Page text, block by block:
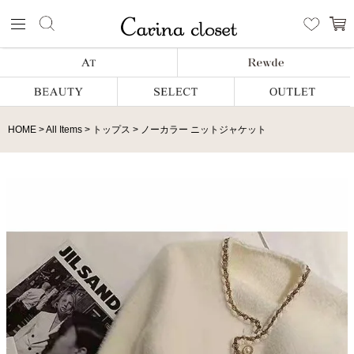
HOME All Items トップス ノーカラー ニットジャケット